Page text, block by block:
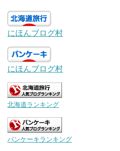
にほんブログ村
にほんブログ村
北海道ランキング
パンケーキランキング